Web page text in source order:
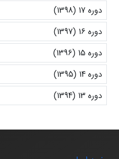
دوره 17 (1398)
دوره 16 (1397)
دوره 15 (1396)
دوره 14 (1395)
دوره 13 (1394)